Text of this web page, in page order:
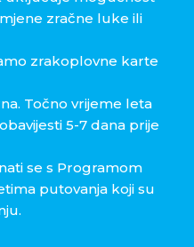
zračne luke ili
zrakoplovne karte
Točno vrijeme leta
5-7 dana prije
se s Programom
putovanja koji su